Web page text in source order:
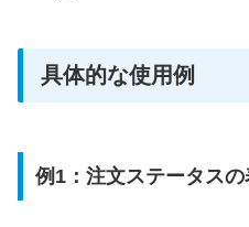
具体的な使用例
例1：注文ステータスの